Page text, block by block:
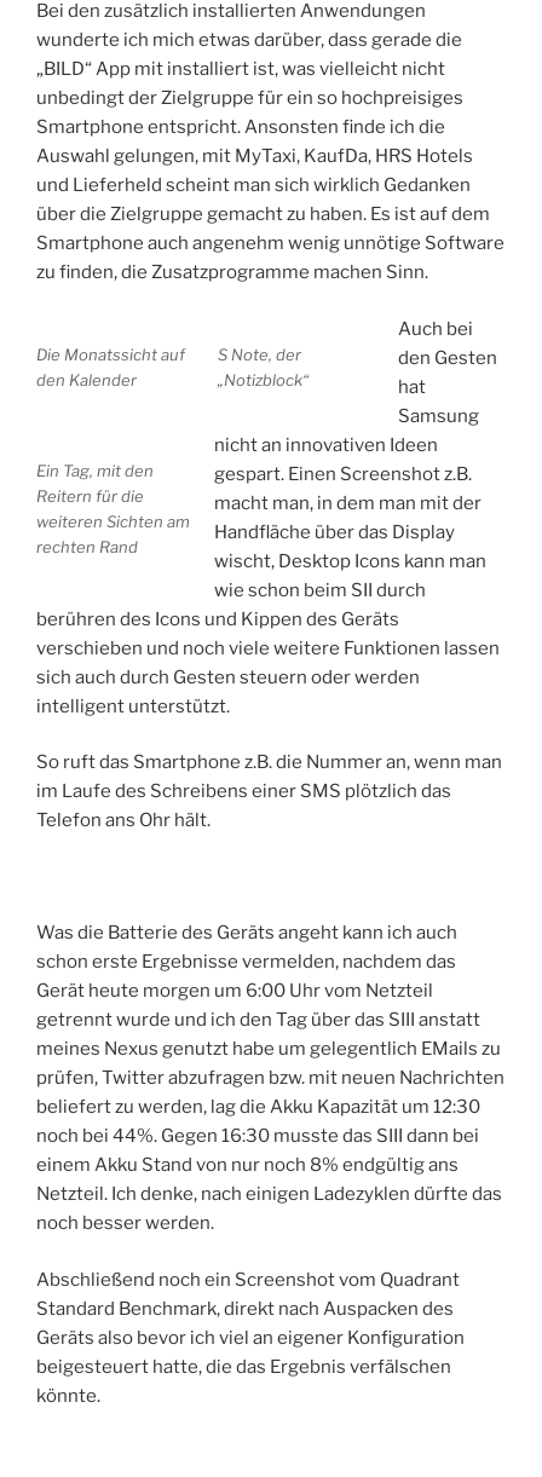
Bei den zusätzlich installierten Anwendungen
wunderte ich mich etwas darüber, dass gerade die
„BILD“ App mit installiert ist, was vielleicht nicht
unbedingt der Zielgruppe für ein so hochpreisiges
Smartphone entspricht. Ansonsten finde ich die
Auswahl gelungen, mit MyTaxi, KaufDa, HRS Hotels
und Lieferheld scheint man sich wirklich Gedanken
über die Zielgruppe gemacht zu haben. Es ist auf dem
Smartphone auch angenehm wenig unnötige Software
zu finden, die Zusatzprogramme machen Sinn.
Die Monatssicht auf
den Kalender
S Note, der
„Notizblock“
Ein Tag, mit den
Reitern für die
weiteren Sichten am
rechten Rand
Auch bei
den Gesten
hat
Samsung
nicht an innovativen Ideen
gespart. Einen Screenshot z.B.
macht man, in dem man mit der
Handfläche über das Display
wischt, Desktop Icons kann man
wie schon beim SII durch
berühren des Icons und Kippen des Geräts
verschieben und noch viele weitere Funktionen lassen
sich auch durch Gesten steuern oder werden
intelligent unterstützt.
So ruft das Smartphone z.B. die Nummer an, wenn man
im Laufe des Schreibens einer SMS plötzlich das
Telefon ans Ohr hält.
Was die Batterie des Geräts angeht kann ich auch
schon erste Ergebnisse vermelden, nachdem das
Gerät heute morgen um 6:00 Uhr vom Netzteil
getrennt wurde und ich den Tag über das SIII anstatt
meines Nexus genutzt habe um gelegentlich EMails zu
prüfen, Twitter abzufragen bzw. mit neuen Nachrichten
beliefert zu werden, lag die Akku Kapazität um 12:30
noch bei 44%. Gegen 16:30 musste das SIII dann bei
einem Akku Stand von nur noch 8% endgültig ans
Netzteil. Ich denke, nach einigen Ladezyklen dürfte das
noch besser werden.
Abschließend noch ein Screenshot vom Quadrant
Standard Benchmark, direkt nach Auspacken des
Geräts also bevor ich viel an eigener Konfiguration
beigesteuert hatte, die das Ergebnis verfälschen
könnte.